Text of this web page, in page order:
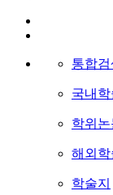
통합검
국내
학위논
해외
학술지